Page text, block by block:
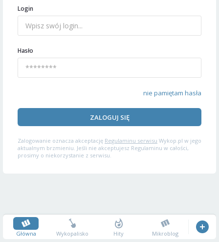
Login
Hasło
nie pamiętam hasła
ZALOGUJ SIĘ
Zalogowanie oznacza akceptację Regulaminu serwisu Wykop.pl w jego
aktualnym brzmieniu. Jeśli nie akceptujesz Regulaminu w całości,
prosimy o niekorzystanie z serwisu.
Główna Wykopalisko Hity Mikroblog